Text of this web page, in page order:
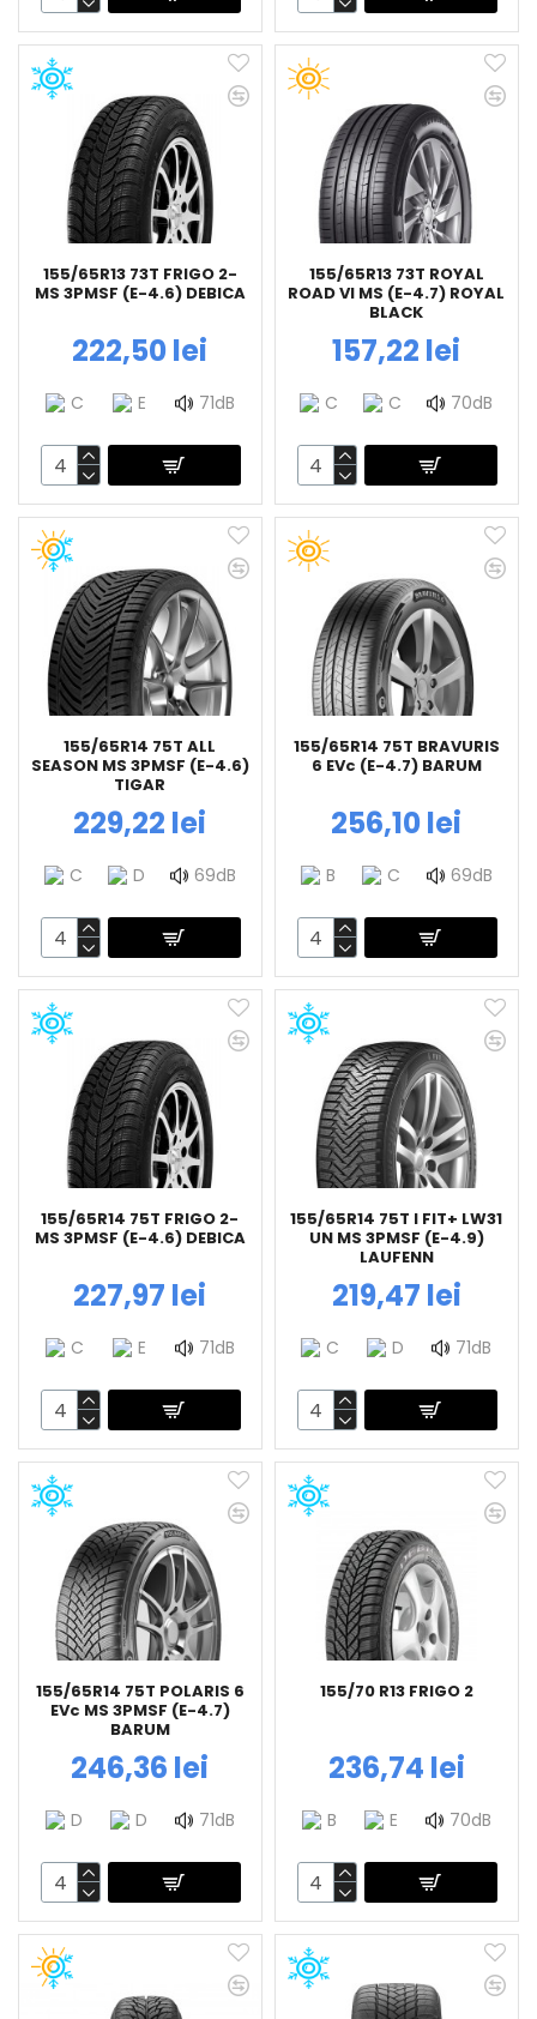
155/65R13 73T FRIGO 2-
MS 3PMSF (E-4.6) DEBICA
222,50 lei
C E 71dB
155/65R13 73T ROYAL
ROAD VI MS (E-4.7) ROYAL
BLACK
157,22 lei
C C 70dB
155/65R14 75T ALL
SEASON MS 3PMSF (E-4.6)
TIGAR
229,22 lei
C D 69dB
155/65R14 75T BRAVURIS
6 EVc (E-4.7) BARUM
256,10 lei
B C 69dB
155/65R14 75T FRIGO 2-
MS 3PMSF (E-4.6) DEBICA
227,97 lei
C E 71dB
155/65R14 75T I FIT+ LW31
UN MS 3PMSF (E-4.9)
LAUFENN
219,47 lei
C D 71dB
155/65R14 75T POLARIS 6
EVc MS 3PMSF (E-4.7)
BARUM
246,36 lei
D D 71dB
155/70 R13 FRIGO 2
236,74 lei
B E 70dB